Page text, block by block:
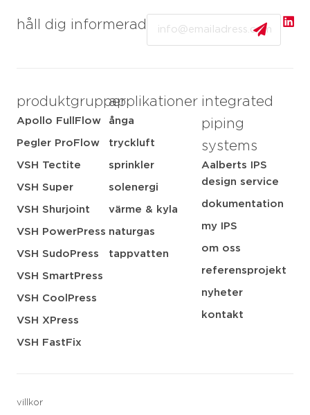
håll dig informerad
produktgrupper
Apollo FullFlow
Pegler ProFlow
VSH Tectite
VSH Super
VSH Shurjoint
VSH PowerPress
VSH SudoPress
VSH SmartPress
VSH CoolPress
VSH XPress
VSH FastFix
applikationer
ånga
tryckluft
sprinkler
solenergi
värme & kyla
naturgas
tappvatten
integrated
piping
systems
Aalberts IPS
design service
dokumentation
my IPS
om oss
referensprojekt
nyheter
kontakt
villkor